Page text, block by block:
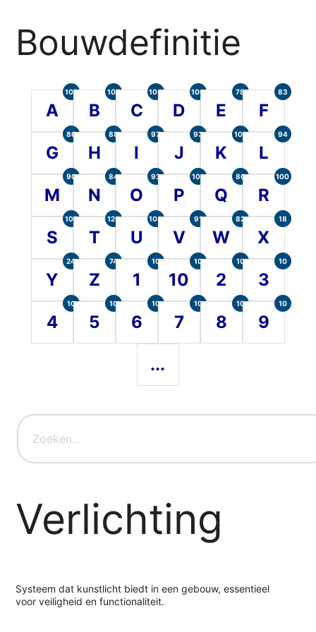
Bouwdefinitie
A
105
B
107
C
104
D
100
E
78
F
83
G
86
H
88
I
97
J
93
K
101
L
94
M
90
N
84
O
93
P
101
Q
80
R
100
S
107
T
120
U
104
V
91
W
82
X
18
Y
24
Z
74
1
10
10
10
2
10
3
10
4
10
5
10
6
10
7
10
8
10
9
10
...
Verlichting
Systeem dat kunstlicht biedt in een gebouw, essentieel
voor veiligheid en functionaliteit.